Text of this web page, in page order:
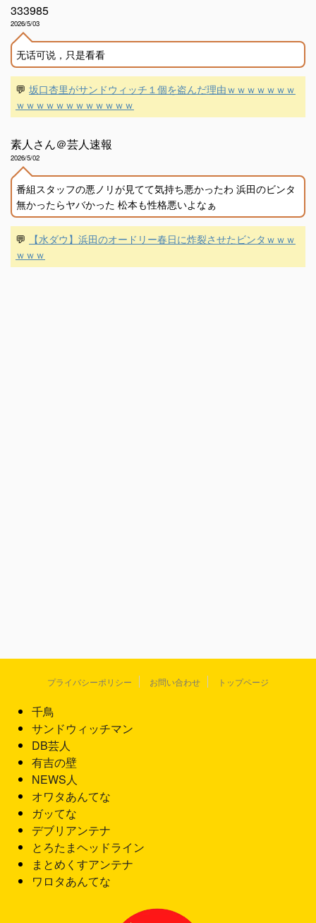
333985
2026/5/03
无话可说，只是看看
💬 坂口杏里がサンドウィッチ１個を盗んだ理由ｗｗｗｗｗｗｗ
ｗｗｗｗｗｗｗｗｗｗｗｗ
素人さん＠芸人速報
2026/5/02
番組スタッフの悪ノリが見てて気持ち悪かったわ 浜田のビンタ
無かったらヤバかった 松本も性格悪いよなぁ
💬
【水ダウ】浜田のオードリー春日に炸裂させたビンタｗｗｗ
ｗｗｗ
プライバシーポリシー お問い合わせ トップページ
千鳥
サンドウィッチマン
DB芸人
有吉の壁
NEWS人
オワタあんてな
ガッてな
デブリアンテナ
とろたまヘッドライン
まとめくすアンテナ
ワロタあんてな